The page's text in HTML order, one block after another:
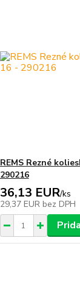
REMS Rezné
290216
36,13 EUR/ks
29,37 EUR bez DPH